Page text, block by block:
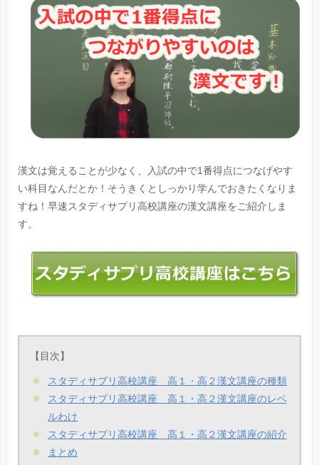
漢文は覚えることが少なく、入試の中で1番得点につなげやす
い科目なんだとか！そうきくとしっかり学んでおきたくなりま
すね！早速スタディサプリ高校講座の漢文講座をご紹介しま
す。
【目次】
スタディサプリ高校講座 高１・高２漢文講座の種類
スタディサプリ高校講座 高１・高２漢文講座のレベ
ルわけ
スタディサプリ高校講座 高１・高２漢文講座の紹介
まとめ